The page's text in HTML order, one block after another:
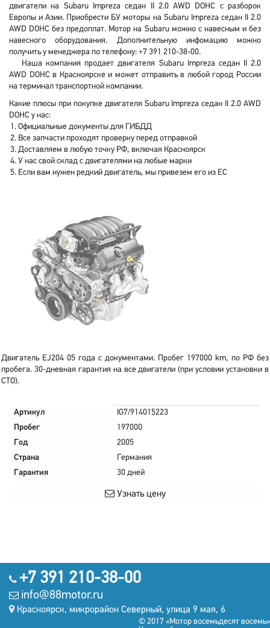
двигатели на Subaru Impreza седан II 2.0 AWD DOHC с разборок
Европы и Азии. Приобрести БУ моторы на Subaru Impreza седан II 2.0
AWD DOHC без предоплат. Мотор на Subaru можно с навесным и без
навесного оборудования. Дополнительную инфомацию можно
получить у менеджера по телефону: +7 391 210-38-00.
Наша компания продает двигателя Subaru Impreza седан II 2.0
AWD DOHC в Красноярске и может отправить в любой город России
на терминал транспортной компании.
Какие плюсы при покупке двигателя Subaru Impreza седан II 2.0 AWD
DOHC у нас:
Официальные документы для ГИБДД
Все запчасти проходят проверку перед отправкой
Доставляем в любую точку РФ, включая Красноярск
У нас свой склад с двигателями на любые марки
Если вам нужен редкий двигатель, мы привезем его из ЕС
Двигатель EJ204 05 года с документами. Пробег 197000 km, по РФ без
пробега. 30-дневная гарантия на все двигатели (при условии установки в
СТО).
Артикул
IG7/914015223
Пробег
197000
Год
2005
Страна
Германия
Гарантия
30 дней
Узнать цену
+7 391 210-38-00
info@88motor.ru
Красноярск, микрорайон Северный, улица 9 мая, 6
© 2017 «Мотор восемьдесят восемь»